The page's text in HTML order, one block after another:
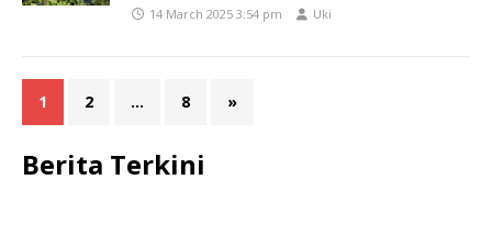
14 March 2025 3:54 pm Uki
1 2 … 8 »
Berita Terkini